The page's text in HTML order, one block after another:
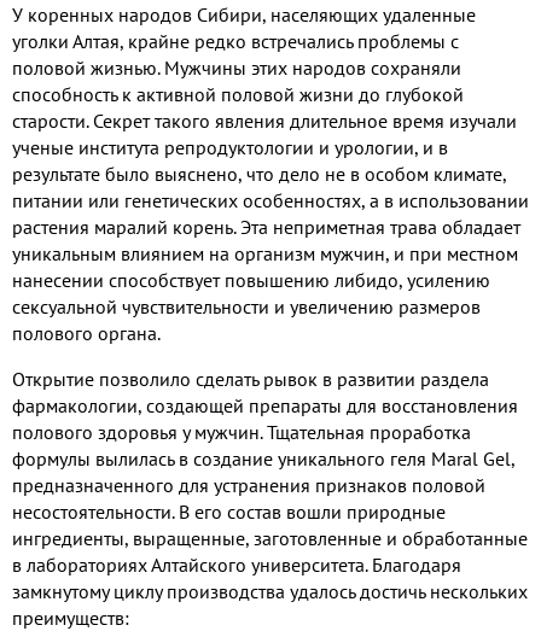
У коренных народов Сибири, населяющих удаленные
уголки Алтая, крайне редко встречались проблемы с
половой жизнью. Мужчины этих народов сохраняли
способность к активной половой жизни до глубокой
старости. Секрет такого явления длительное время изучали
ученые института репродуктологии и урологии, и в
результате было выяснено, что дело не в особом климате,
питании или генетических особенностях, а в использовании
растения маралий корень. Эта неприметная трава обладает
уникальным влиянием на организм мужчин, и при местном
нанесении способствует повышению либидо, усилению
сексуальной чувствительности и увеличению размеров
полового органа.
Открытие позволило сделать рывок в развитии раздела
фармакологии, создающей препараты для восстановления
полового здоровья у мужчин. Тщательная проработка
формулы вылилась в создание уникального геля Maral Gel,
предназначенного для устранения признаков половой
несостоятельности. В его состав вошли природные
ингредиенты, выращенные, заготовленные и обработанные
в лабораториях Алтайского университета. Благодаря
замкнутому циклу производства удалось достичь нескольких
преимуществ: